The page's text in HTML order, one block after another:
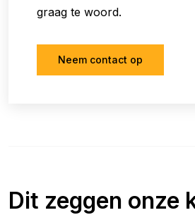
graag te woord.
Neem contact op
Dit zeggen onze